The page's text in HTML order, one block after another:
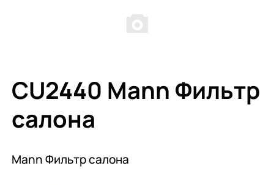
CU2440 Mann Фильтр
салона
Mann Фильтр салона